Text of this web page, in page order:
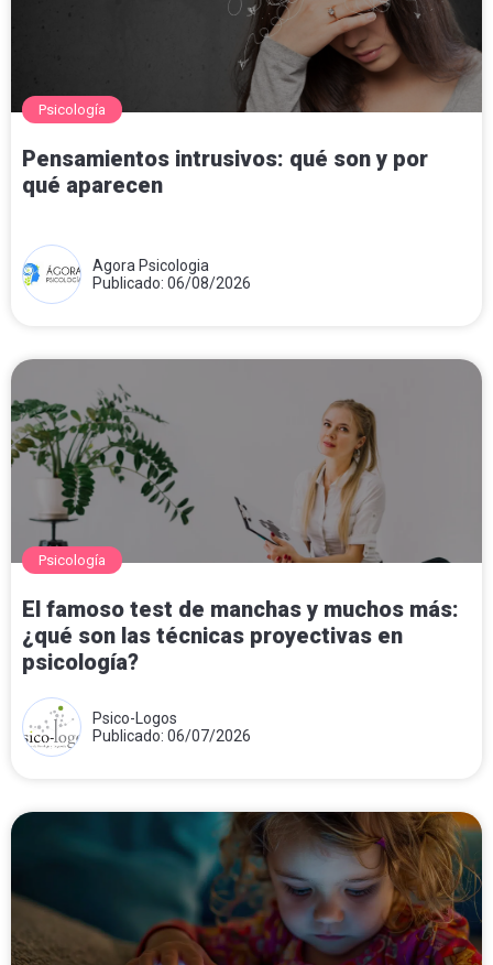
Psicología
Pensamientos intrusivos: qué son y por
qué aparecen
Agora Psicologia
Publicado: 06/08/2026
Psicología
El famoso test de manchas y muchos más:
¿qué son las técnicas proyectivas en
psicología?
Psico-Logos
Publicado: 06/07/2026